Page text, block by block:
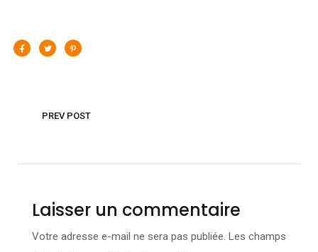
PREV POST
Laisser un commentaire
Votre adresse e-mail ne sera pas publiée. Les champs